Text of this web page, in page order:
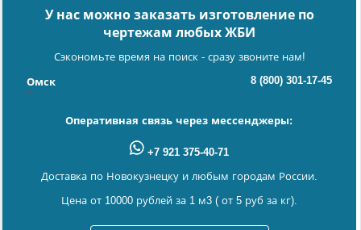
У нас можно заказать изготовление по
чертежам любых ЖБИ
Сэкономьте время на поиск - сразу звоните нам!
Омск 8 (800) 301-17-45
Оперативная связь через мессенджеры:
+7 921 375-40-71
Доставка по Новокузнецку и любым городам России.
Цена от 10000 рублей за 1 м3 ( от 5 руб за кг).